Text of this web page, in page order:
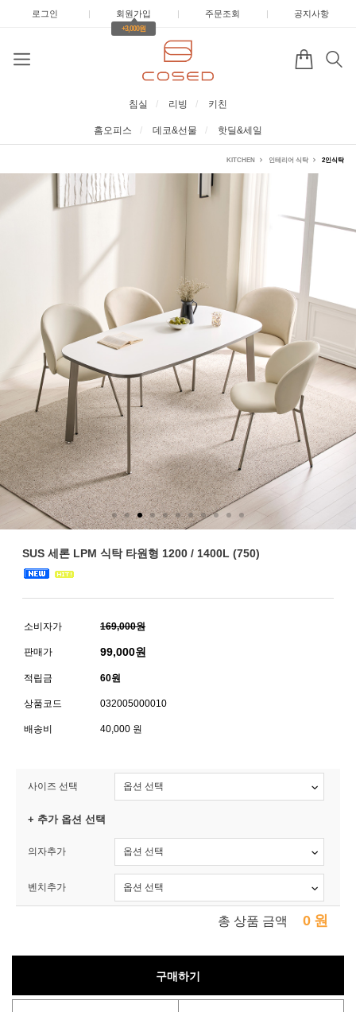
로그인 | 회원가입 |
+3,000원
주문조회 | 공지사항
침실 리빙 키친
홈오피스 데코&선물 핫딜&세일
KITCHEN 인테리어 식탁 2인식탁
SUS 세론 LPM 식탁 타원형 1200 / 1400L (750)
소비자가 169,000원
판매가 99,000원
적립금 60원
상품코드 032005000010
배송비 40,000 원
사이즈 선택
+ 추가 옵션 선택
의자추가
벤치추가
총 상품 금액 0 원
구매하기